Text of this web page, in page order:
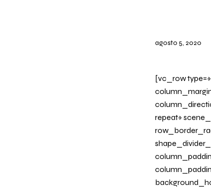
agosto 5, 2020
[vc_row
repeat»